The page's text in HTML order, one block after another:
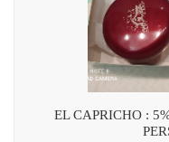
EL CAPRICHO :